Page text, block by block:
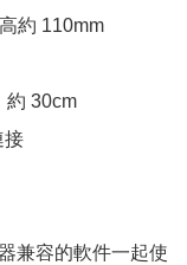
約 110mm
約 30cm
接
兼容的軟件一起使